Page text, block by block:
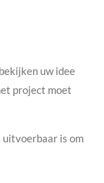
uw idee
project moet
uitvoerbaar is om